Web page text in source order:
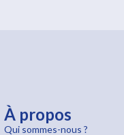
À propos
Qui sommes-nous ?